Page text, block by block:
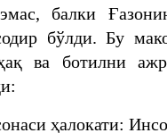
балки
бўлди. Бу
ва ботилни
ҳалокати: